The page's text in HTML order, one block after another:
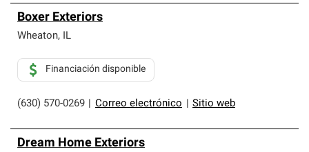
Boxer Exteriors
Wheaton, IL
(630) 570-0269 Correo electrónico Sitio web
Financiación disponible
Dream Home Exteriors